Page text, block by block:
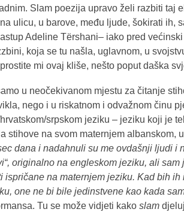
Slam poezija upravo želi razbiti taj
ulicu, u barove, među ljude, šokirati ih,
Adeline Tërshani– iako pred
koja se tu našla, uglavnom, u
mi ovaj kliše, nešto poput daška
u neočekivanom mjestu za čitanje
nego i u riskatnom i odvažnom činu
srpskom jeziku – jeziku koji je
stihove na svom maternjem albanskom,
dana i nadahnuli su me ovdašnji ljudi i
originalno na engleskom jeziku, ali
ispričane na maternjem jeziku. Kad bih
one ne bi bile jedinstvene kao kada
Tu se može vidjeti kako slam